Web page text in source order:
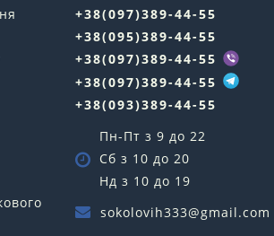
+38(097)389-44-55
+38(095)389-44-55
+38(097)389-44-55
+38(097)389-44-55
+38(093)389-44-55
Пн-Пт з 9 до 22
Сб з 10 до 20
Нд з 10 до 19
sokolovih333@gmail.com